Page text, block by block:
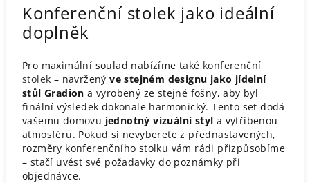
Konferenční stolek jako ideální
doplněk
Pro maximální soulad nabízíme také konferenční
stolek – navrženýve stejném designu jako jídelní
stůl Gradion a vyrobený ze stejné fošny, aby byl
finální výsledek dokonale harmonický. Tento set dodá
vašemu domovu jednotný vizuální styl a vytříbenou
atmosféru. Pokud si nevyberete z přednastavených,
rozměry konferenčního stolku vám rádi přizpůsobíme
– stačí uvést své požadavky do poznámky při
objednávce.